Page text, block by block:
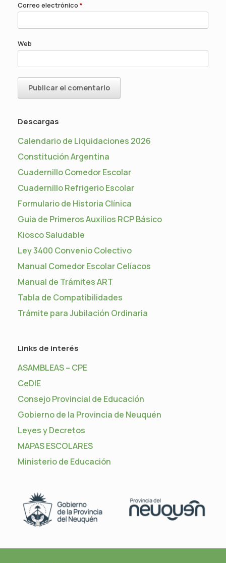
Correo electrónico *
Web
Descargas
Calendario de Liquidaciones 2026
Constitución Argentina
Cuadernillo Comedor Escolar
Cuadernillo Refrigerio Escolar
Formulario de Historia Clínica
Guia de Primeros Auxilios RCP Básico
Kiosco Saludable
Ley 3400 Convenio Colectivo
Manual Comedor Escolar Celíacos
Manual de Trámites ART
Tabla de Compatibilidades
Trámite para Jubilación Ordinaria
Links de interés
ASAMBLEAS – CPE
CeDIE
Consejo Provincial de Educación
Gobierno de la Provincia de Neuquén
Leyes y Decretos
MAPAS ESCOLARES
Ministerio de Educación